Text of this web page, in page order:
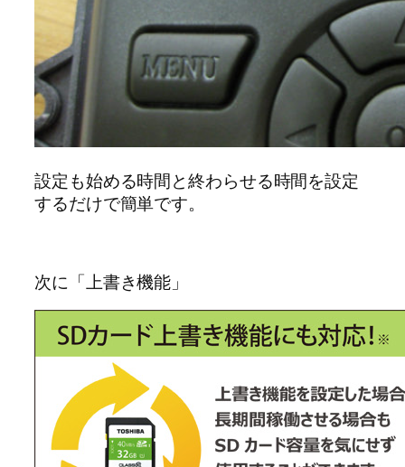
設定も始める時間と終わらせる時間を設定
するだけで簡単です。
次に「上書き機能」